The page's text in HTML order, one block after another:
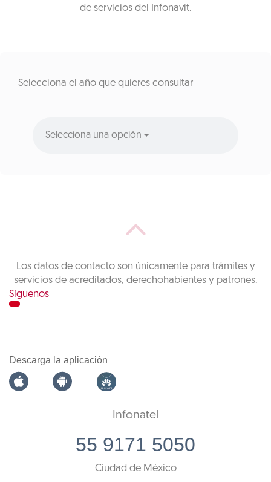
de servicios del Infonavit.
Selecciona el año que quieres consultar
Selecciona una opción
Los datos de contacto son únicamente para trámites y
servicios de acreditados, derechohabientes y patrones.
Síguenos
Descarga la aplicación
Infonatel
55 9171 5050
Ciudad de México